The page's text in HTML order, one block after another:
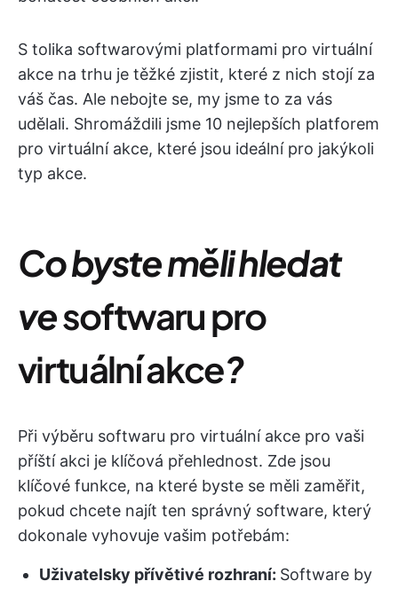
S tolika softwarovými platformami pro virtuální
akce na trhu je těžké zjistit, které z nich stojí za
váš čas. Ale nebojte se, my jsme to za vás
udělali. Shromáždili jsme 10 nejlepších platforem
pro virtuální akce, které jsou ideální pro jakýkoli
typ akce.
Co byste měli hledat
vesoftwaru pro
virtuální akce?
Při výběru softwaru pro virtuální akce pro vaši
příští akci je klíčová přehlednost. Zde jsou
klíčové funkce, na které byste se měli zaměřit,
pokud chcete najít ten správný software, který
dokonale vyhovuje vašim potřebám:
Uživatelsky přívětivé rozhraní: Software by